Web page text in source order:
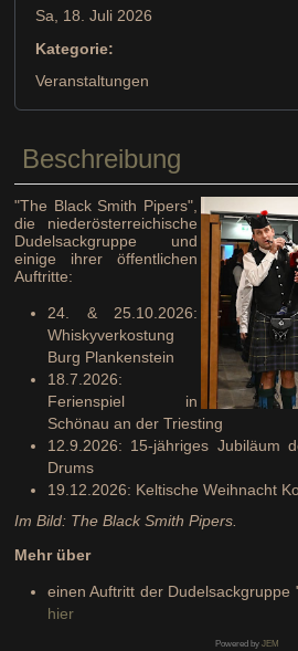
Sa, 18. Juli 2026
Kategorie:
Veranstaltungen
Beschreibung
"The Black Smith Pipers",
die niederösterreichische
Dudelsackgruppe und
einige ihrer öffentlichen
Auftritte:
24. & 25.10.2026:
Whiskyverkostung
Burg Plankenstein
18.7.2026:
Ferienspiel in
Schönau an der Triesting
12.9.2026: 15-jähriges Jubiläum
Drums
19.12.2026: Keltische Weihnacht
Im Bild: The Black Smith Pipers.
Mehr über
einen Auftritt der Dudelsackgruppe
hier
Powered by JEM